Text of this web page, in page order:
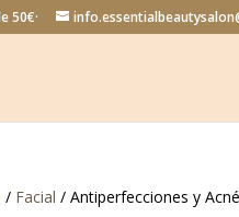
50€·
/ Facial / Antiperfecciones y Acné